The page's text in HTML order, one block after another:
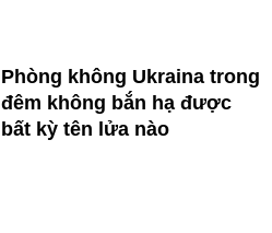
Phòng không Ukraina trong
đêm không bắn hạ được
bất kỳ tên lửa nào